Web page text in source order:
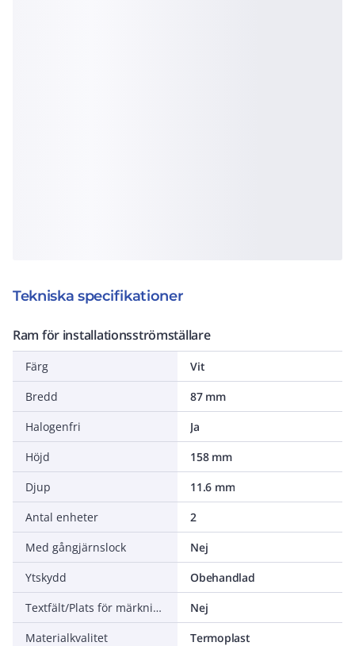
Tekniska specifikationer
Ram för installationsströmställare
Färg
Vit
Bredd
87 mm
Halogenfri
Ja
Höjd
158 mm
Djup
11.6 mm
Antal enheter
2
Med gångjärnslock
Nej
Ytskydd
Obehandlad
Textfält/Plats för märkning
Nej
Materialkvalitet
Termoplast